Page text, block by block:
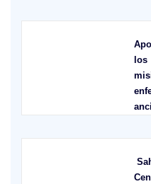
los